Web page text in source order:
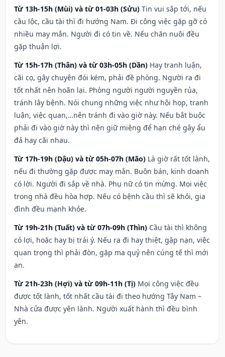
Từ 13h-15h (Mùi) và từ 01-03h (Sửu) Tin vui sắp tới, nếu
cầu lộc, cầu tài thì đi hướng Nam. Đi công việc gặp gỡ có
nhiều may mắn. Người đi có tin về. Nếu chăn nuôi đều
gặp thuận lợi.
Từ 15h-17h (Thân) và từ 03h-05h (Dần) Hay tranh luận,
cãi cọ, gây chuyện đói kém, phải đề phòng. Người ra đi
tốt nhất nên hoãn lại. Phòng người người nguyền rủa,
tránh lây bệnh. Nói chung những việc như hội họp, tranh
luận, việc quan,…nên tránh đi vào giờ này. Nếu bắt buộc
phải đi vào giờ này thì nên giữ miệng để hạn ché gây ẩu
đả hay cãi nhau.
Từ 17h-19h (Dậu) và từ 05h-07h (Mão) Là giờ rất tốt lành,
nếu đi thường gặp được may mắn. Buôn bán, kinh doanh
có lời. Người đi sắp về nhà. Phụ nữ có tin mừng. Mọi việc
trong nhà đều hòa hợp. Nếu có bệnh cầu thì sẽ khỏi, gia
đình đều mạnh khỏe.
Từ 19h-21h (Tuất) và từ 07h-09h (Thìn) Cầu tài thì không
có lợi, hoặc hay bị trái ý. Nếu ra đi hay thiệt, gặp nạn, việc
quan trọng thì phải đòn, gặp ma quỷ nên cúng tế thì mới
an.
Từ 21h-23h (Hợi) và từ 09h-11h (Tị) Mọi công việc đều
được tốt lành, tốt nhất cầu tài đi theo hướng Tây Nam –
Nhà cửa được yên lành. Người xuất hành thì đều bình
yên.